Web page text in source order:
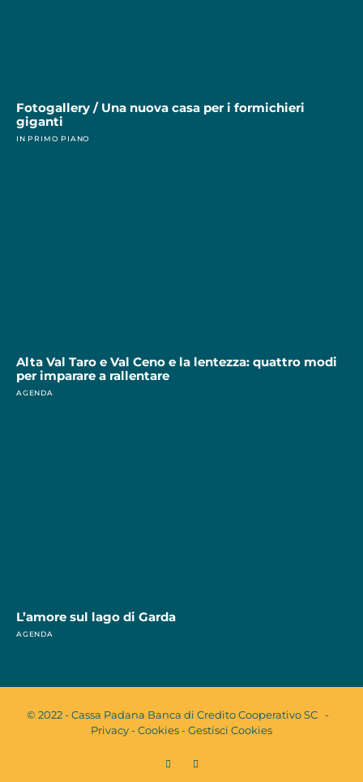
Fotogallery / Una nuova casa per i formichieri
giganti
IN PRIMO PIANO
Alta Val Taro e Val Ceno e la lentezza: quattro modi
per imparare a rallentare
AGENDA
L’amore sul lago di Garda
AGENDA
© 2022 - Cassa Padana Banca di Credito Cooperativo SC -
Privacy-Cookies-Gestisci Cookies